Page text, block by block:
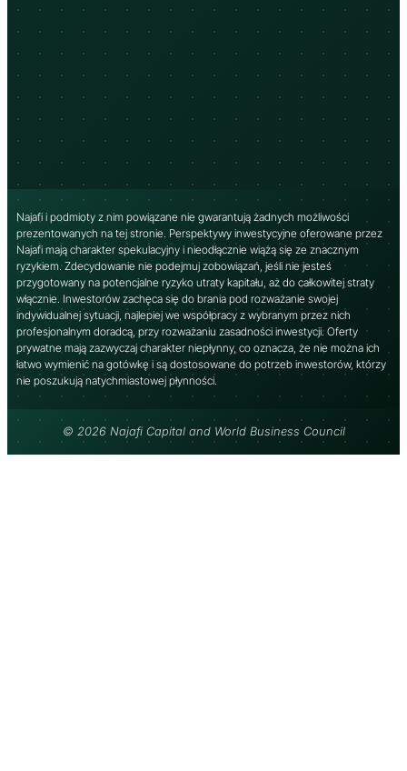
Najafi i podmioty z nim powiązane nie gwarantują żadnych możliwości
prezentowanych na tej stronie. Perspektywy inwestycyjne oferowane przez
Najafi mają charakter spekulacyjny i nieodłącznie wiążą się ze znacznym
ryzykiem. Zdecydowanie nie podejmuj zobowiązań, jeśli nie jesteś
przygotowany na potencjalne ryzyko utraty kapitału, aż do całkowitej straty
włącznie. Inwestorów zachęca się do brania pod rozważanie swojej
indywidualnej sytuacji, najlepiej we współpracy z wybranym przez nich
profesjonalnym doradcą, przy rozważaniu zasadności inwestycji. Oferty
prywatne mają zazwyczaj charakter niepłynny, co oznacza, że ​​nie można ich
łatwo wymienić na gotówkę i są dostosowane do potrzeb inwestorów, którzy
nie poszukują natychmiastowej płynności.
© 2026 Najafi Capital and World Business Council